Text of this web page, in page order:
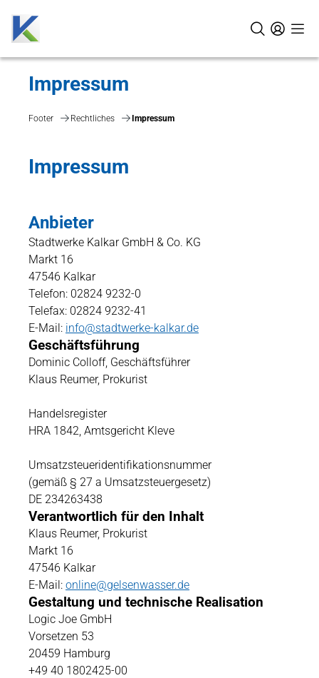
Impressum
Footer Rechtliches Impressum
Impressum
Anbieter
Stadtwerke Kalkar GmbH & Co. KG
Markt 16
47546 Kalkar
Telefon: 02824 9232-0
Telefax: 02824 9232-41
E-Mail: info@stadtwerke-kalkar.de
Ge­schäfts­führung
Dominic Colloff, Geschäftsführer
Klaus Reumer, Prokurist
Handelsregister
HRA 1842, Amtsgericht Kleve
Umsatzsteueridentifikationsnummer
(gemäß § 27 a Umsatzsteuergesetz)
DE 234263438
Ver­ant­wortlich für den Inhalt
Klaus Reumer, Prokurist
Markt 16
47546 Kalkar
E-Mail: online@gelsenwasser.de
Ge­staltung und tech­nische Rea­li­sation
Logic Joe GmbH
Vorsetzen 53
20459 Hamburg
+49 40 1802425-00